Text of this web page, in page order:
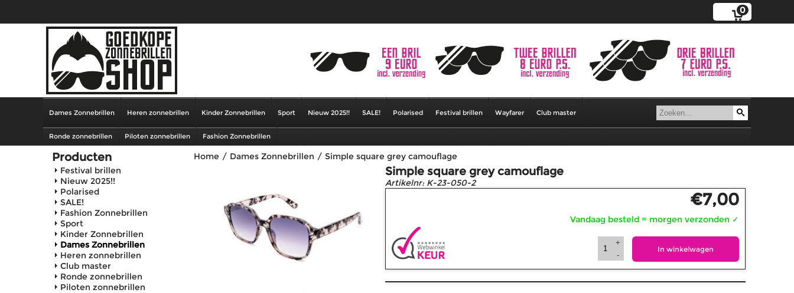
0
Dames Zonnebrillen Heren zonnebrillen Kinder Zonnebrillen Sport Nieuw 2025!! SALE! Polarised Festival brillen Wayfarer Club master
Ronde zonnebrillen Piloten zonnebrillen Fashion Zonnebrillen
Producten
Festival brillen
Nieuw 2025!!
Polarised
SALE!
Fashion Zonnebrillen
Sport
Kinder Zonnebrillen
Dames Zonnebrillen
Heren zonnebrillen
Club master
Ronde zonnebrillen
Piloten zonnebrillen
Home / Dames Zonnebrillen / Simple square grey camouflage
Simple square grey camouflage
Artikelnr: K-23-050-2
€7,00
+
-
In winkelwagen
Vandaag besteld = morgen verzonden ✓